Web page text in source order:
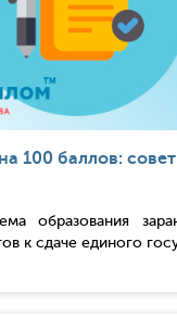
100 баллов:
образования
к сдаче единого